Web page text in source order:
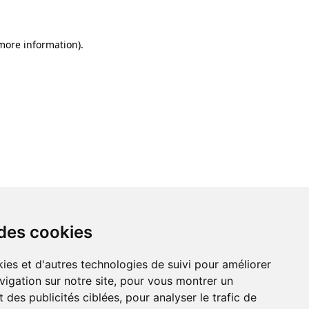
cookies
et d'autres technologies de suivi pour améliorer
sur notre site, pour vous montrer un
des publicités ciblées, pour analyser le trafic de
information).